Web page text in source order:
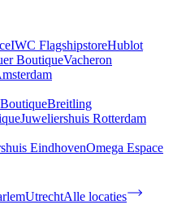
IWC FlagshipstoreHublot
BoutiqueVacheron
Breitling
Juweliershuis Rotterdam
EindhovenOmega Espace
UtrechtAlle locaties